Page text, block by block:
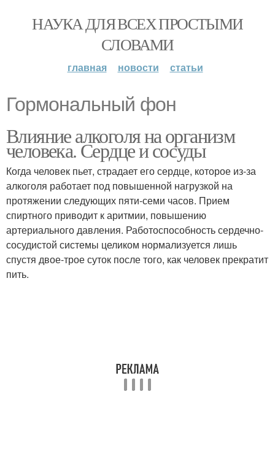
НАУКА ДЛЯ ВСЕХ ПРОСТЫМИ
СЛОВАМИ
главная новости статьи
Гормональный фон
Влияние алкоголя на организм
человека. Сердце и сосуды
Когда человек пьет, страдает его сердце, которое из-за
алкоголя работает под повышенной нагрузкой на
протяжении следующих пяти-семи часов. Прием
спиртного приводит к аритмии, повышению
артериального давления. Работоспособность сердечно-
сосудистой системы целиком нормализуется лишь
спустя двое-трое суток после того, как человек прекратит
пить.